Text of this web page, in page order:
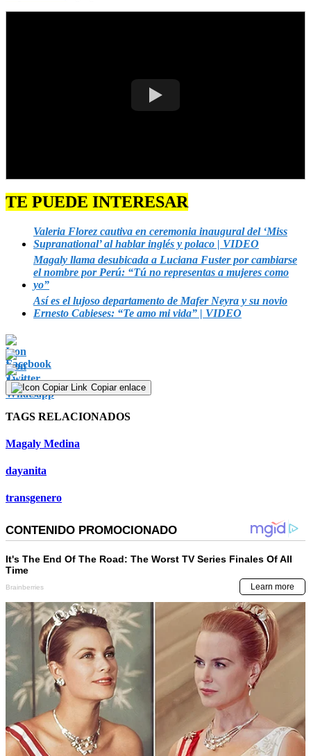
TE PUEDE INTERESAR
Valeria Florez cautiva en ceremonia inaugural del ‘Miss
Supranational’ al hablar inglés y polaco | VIDEO
Magaly llama desubicada a Luciana Fuster por cambiarse
el nombre por Perú: “Tú no representas a mujeres como
yo”
Así es el lujoso departamento de Mafer Neyra y su novio
Ernesto Cabieses: “Te amo mi vida” | VIDEO
Copiar enlace
TAGS RELACIONADOS
Magaly Medina
dayanita
transgenero